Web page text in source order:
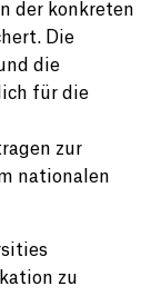
der konkreten
Die
die
für die
zur
nationalen
zu